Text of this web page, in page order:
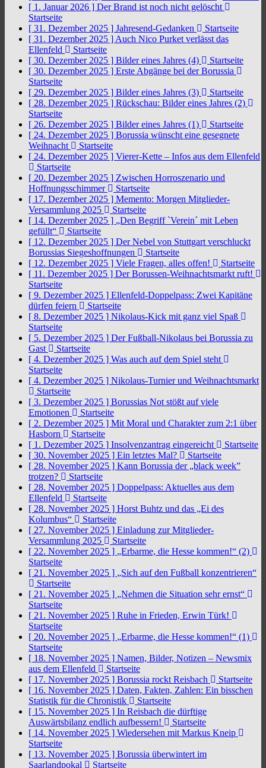
[ 1. Januar 2026 ] Der Brand ist noch nicht gelöscht
Startseite
[ 31. Dezember 2025 ] Jahresend-Gedanken
Startseite
[ 31. Dezember 2025 ] Auch Nico Purket verlässt das
Ellenfeld
Startseite
[ 30. Dezember 2025 ] Bilder eines Jahres (4)
Startseite
[ 30. Dezember 2025 ] Erste Abgänge bei der Borussia
Startseite
[ 29. Dezember 2025 ] Bilder eines Jahres (3)
Startseite
[ 28. Dezember 2025 ] Rückschau: Bilder eines Jahres (2)
Startseite
[ 26. Dezember 2025 ] Bilder eines Jahres (1)
Startseite
[ 24. Dezember 2025 ] Borussia wünscht eine gesegnete
Weihnacht
Startseite
[ 24. Dezember 2025 ] Vierer-Kette – Infos aus dem Ellenfeld
Startseite
[ 20. Dezember 2025 ] Zwischen Horroszenario und
Hoffnungsschimmer
Startseite
[ 17. Dezember 2025 ] Memento: Morgen Mitglieder-
Versammlung 2025
Startseite
[ 14. Dezember 2025 ] „Den Begriff `Verein´ mit Leben
gefüllt“
Startseite
[ 12. Dezember 2025 ] Der Nebel von Stuttgart verschluckt
Borussias Siegeshoffnungen
Startseite
[ 12. Dezember 2025 ] Viele Fragen, alles offen!
Startseite
[ 11. Dezember 2025 ] Der Borussen-Weihnachtsmarkt ruft!
Startseite
[ 9. Dezember 2025 ] Ellenfeld-Doppelpass: Zwei Kapitäne
dürfen feiern
Startseite
[ 8. Dezember 2025 ] Nikolaus-Kick mit ganz viel Spaß
Startseite
[ 5. Dezember 2025 ] Der Fußball-Nikolaus bei Borussia zu
Gast
Startseite
[ 4. Dezember 2025 ] Was auch auf dem Spiel steht
Startseite
[ 4. Dezember 2025 ] Nikolaus-Turnier und Weihnachtsmarkt
Startseite
[ 3. Dezember 2025 ] Borussias Not stößt auf viele
Emotionen
Startseite
[ 2. Dezember 2025 ] Mit Moral und Charakter zum 2:1 über
Hasborn
Startseite
[ 1. Dezember 2025 ] Insolvenzantrag eingereicht
Startseite
[ 30. November 2025 ] Ein letztes Mal?
Startseite
[ 28. November 2025 ] Kann Borussia der „black week”
trotzen?
Startseite
[ 28. November 2025 ] Doppelpass: Aktuelles aus dem
Ellenfeld
Startseite
[ 28. November 2025 ] Horst Buhtz und das „Ei des
Kolumbus“
Startseite
[ 27. November 2025 ] Einladung zur Mitglieder-
Versammlung 2025
Startseite
[ 22. November 2025 ] „Erbarme, die Hesse kommen!“ (2)
Startseite
[ 21. November 2025 ] „Sich auf den Fußball konzentrieren“
Startseite
[ 21. November 2025 ] „Nehmen die Situation sehr ernst“
Startseite
[ 21. November 2025 ] Ruhe in Frieden, Erwin Türk!
Startseite
[ 20. November 2025 ] „Erbarme, die Hesse kommen!“ (1)
Startseite
[ 18. November 2025 ] Namen, Bilder, Notizen – Newsmix
aus dem Ellenfeld
Startseite
[ 17. November 2025 ] Borussia rockt Reisbach
Startseite
[ 16. November 2025 ] Daten, Fakten, Zahlen: Ein bisschen
Statistik für die Chronistik
Startseite
[ 15. November 2025 ] In Reisbach die dürftige
Auswärtsbilanz endlich aufbessern!
Startseite
[ 14. November 2025 ] Wiedersehen mit Markus Kneip
Startseite
[ 13. November 2025 ] Borussia überwintert im
Saarlandpokal
Startseite